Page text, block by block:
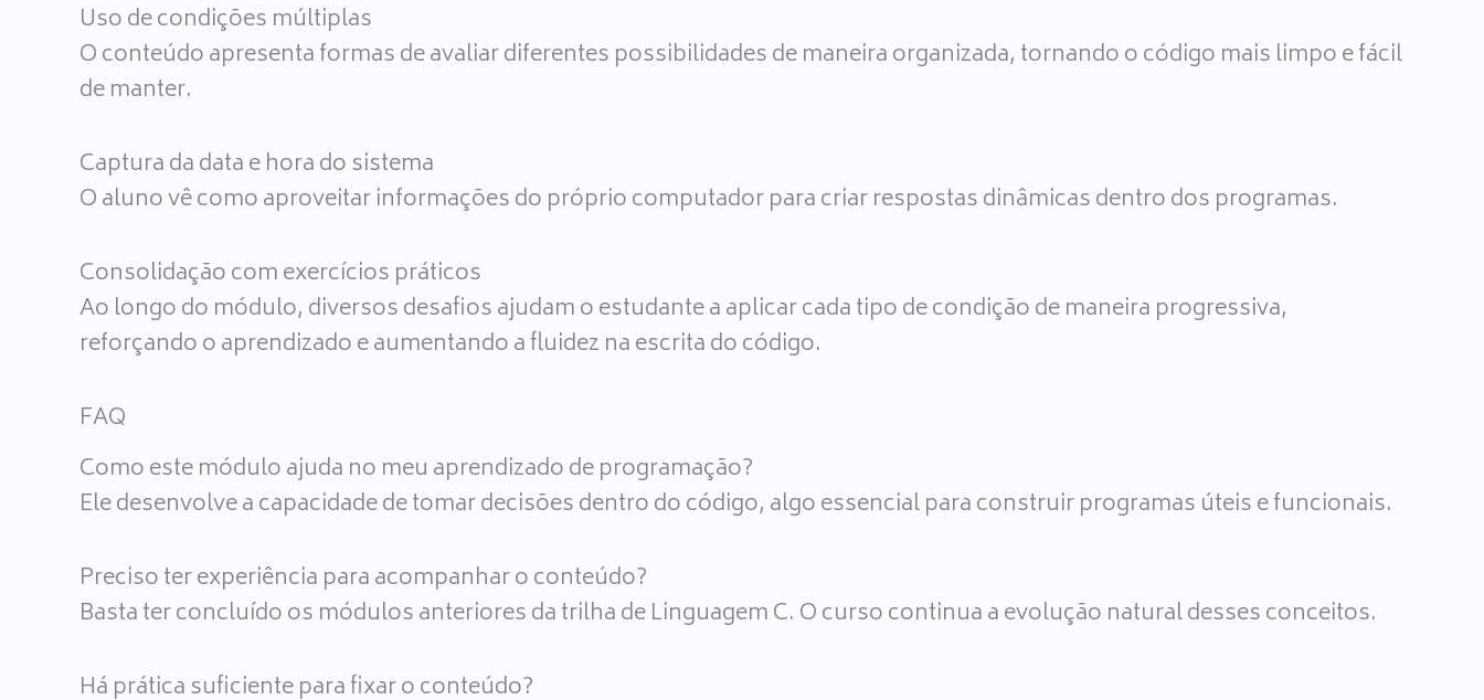
Uso de condições múltiplas
O conteúdo apresenta formas de avaliar diferentes possibilidades de maneira organizada, tornando o código mais limpo e fácil
de manter.
Captura da data e hora do sistema
O aluno vê como aproveitar informações do próprio computador para criar respostas dinâmicas dentro dos programas.
Consolidação com exercícios práticos
Ao longo do módulo, diversos desafios ajudam o estudante a aplicar cada tipo de condição de maneira progressiva,
reforçando o aprendizado e aumentando a fluidez na escrita do código.
FAQ
Como este módulo ajuda no meu aprendizado de programação?
Ele desenvolve a capacidade de tomar decisões dentro do código, algo essencial para construir programas úteis e funcionais.
Preciso ter experiência para acompanhar o conteúdo?
Basta ter concluído os módulos anteriores da trilha de Linguagem C. O curso continua a evolução natural desses conceitos.
Há prática suficiente para fixar o conteúdo?